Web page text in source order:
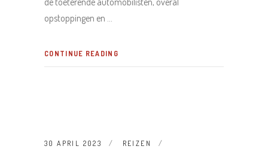
opstoppingen en
CONTINUE READING
30 APRIL 2023
REIZEN